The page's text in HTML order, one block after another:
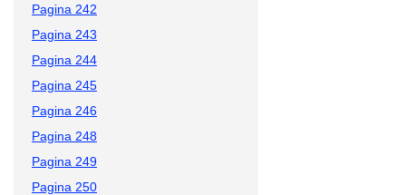
Pagina 242
Pagina 243
Pagina 244
Pagina 245
Pagina 246
Pagina 248
Pagina 249
Pagina 250